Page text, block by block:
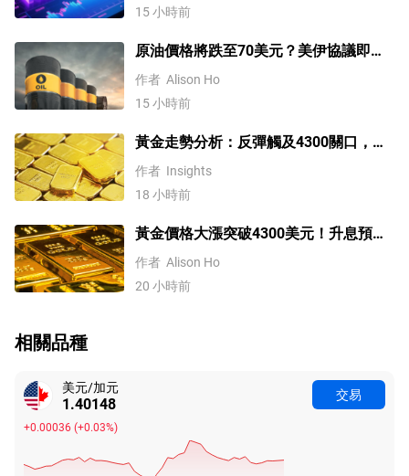
15 小時前
原油價格將跌至70美元？美伊協議即將
達成，但小心衝突再起
作者 Alison Ho
15 小時前
黃金走勢分析：反彈觸及4300關口，
「雙底」確立劍指這一目標！
作者 Insights
18 小時前
黃金價格大漲突破4300美元！升息預期
降溫疊加央行購金，未來持續漲？
作者 Alison Ho
20 小時前
相關品種
美元/加元
1.40148
+0.00036(+0.03%)
交易